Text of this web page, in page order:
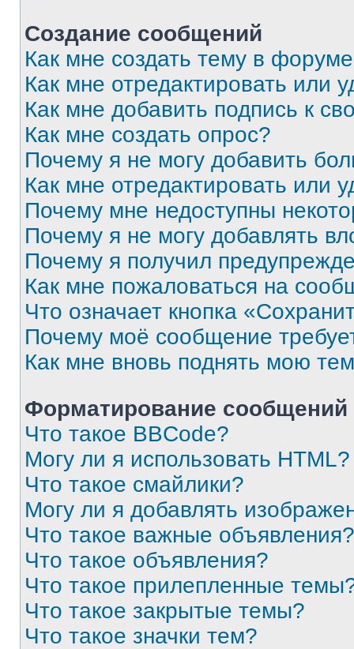
Создание сообщений
Как мне создать тему в
Как мне отредактировать или
Как мне добавить подпись к
Как мне создать опрос?
Почему я не могу добавить
Как мне отредактировать или
Почему мне недоступны
Почему я не могу добавлять
Почему я получил
Как мне пожаловаться на
Что означает кнопка
Почему моё сообщение
Как мне вновь поднять мою
Форматирование
Что такое BBCode?
Могу ли я использовать HTML?
Что такое смайлики?
Могу ли я добавлять
Что такое важные объявления?
Что такое объявления?
Что такое прилепленные
Что такое закрытые темы?
Что такое значки тем?